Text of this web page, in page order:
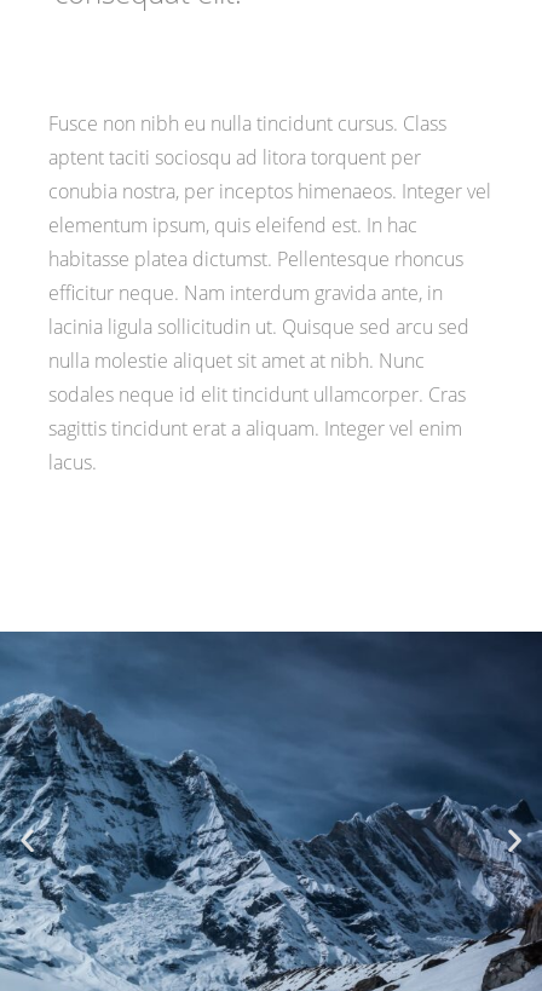
Fusce non nibh eu nulla tincidunt cursus. Class
aptent taciti sociosqu ad litora torquent per
conubia nostra, per inceptos himenaeos. Integer vel
elementum ipsum, quis eleifend est. In hac
habitasse platea dictumst. Pellentesque rhoncus
efficitur neque. Nam interdum gravida ante, in
lacinia ligula sollicitudin ut. Quisque sed arcu sed
nulla molestie aliquet sit amet at nibh. Nunc
sodales neque id elit tincidunt ullamcorper. Cras
sagittis tincidunt erat a aliquam. Integer vel enim
lacus.